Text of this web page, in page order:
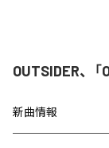
OUTSIDER、「
新曲情報